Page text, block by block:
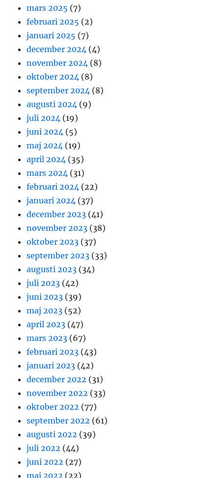
mars 2025 (7)
februari 2025 (2)
januari 2025 (7)
december 2024 (4)
november 2024 (8)
oktober 2024 (8)
september 2024 (8)
augusti 2024 (9)
juli 2024 (19)
juni 2024 (5)
maj 2024 (19)
april 2024 (35)
mars 2024 (31)
februari 2024 (22)
januari 2024 (37)
december 2023 (41)
november 2023 (38)
oktober 2023 (37)
september 2023 (33)
augusti 2023 (34)
juli 2023 (42)
juni 2023 (39)
maj 2023 (52)
april 2023 (47)
mars 2023 (67)
februari 2023 (43)
januari 2023 (42)
december 2022 (31)
november 2022 (33)
oktober 2022 (77)
september 2022 (61)
augusti 2022 (39)
juli 2022 (44)
juni 2022 (27)
maj 2022 (22)